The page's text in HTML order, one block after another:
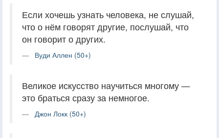
Если хочешь узнать человека, не слушай,
что о нём говорят другие, послушай, что
он говорит о других.
Вуди Аллен (50+)
Великое искусство научиться многому —
это браться сразу за немногое.
Джон Локк (50+)